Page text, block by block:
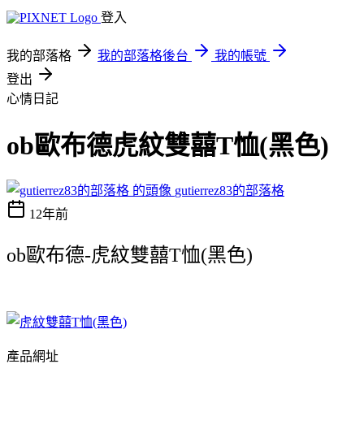
登入
我的部落格 我的部落格後台
我的帳號
登出
心情日記
ob歐布德虎紋雙囍T恤(黑色)
gutierrez83的部落格
12年前
ob歐布德-虎紋雙囍T恤(黑色)
產品網址